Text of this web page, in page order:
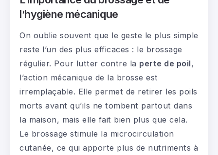
l’hygiène mécanique
On oublie souvent que le geste le plus simple
reste l’un des plus efficaces : le brossage
régulier. Pour lutter contre la perte de poil,
l’action mécanique de la brosse est
irremplaçable. Elle permet de retirer les poils
morts avant qu’ils ne tombent partout dans
la maison, mais elle fait bien plus que cela.
Le brossage stimule la microcirculation
cutanée, ce qui apporte plus de nutriments à